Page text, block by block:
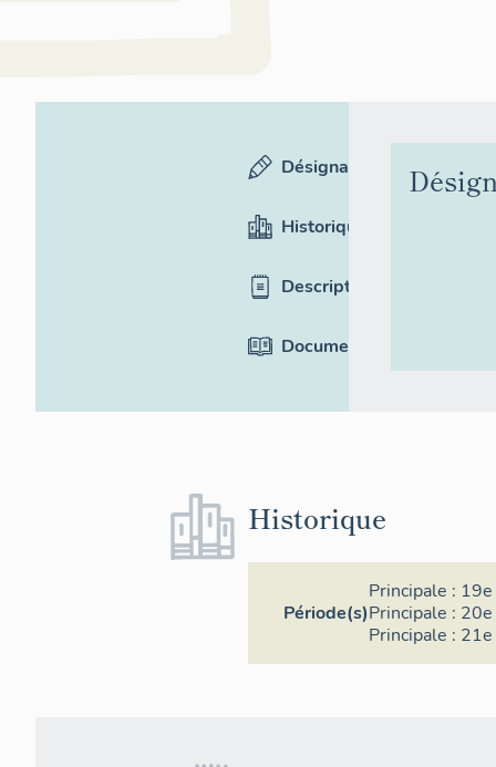
Désignation
Historique
Description
Documentation
Historique
Période(s)
Principale :
Principale :
Principale :